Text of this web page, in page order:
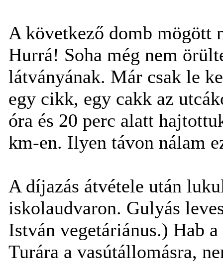
A következő domb mögött
Hurrá! Soha még nem
látványának. Már csak le
egy cikk, egy cakk az
óra és 20 perc alatt
km-en. Ilyen távon nálam
A díjazás átvétele után
iskolaudvaron. Gulyás
István vegetáriánus.) Hab
Turára a vasútállomásra,